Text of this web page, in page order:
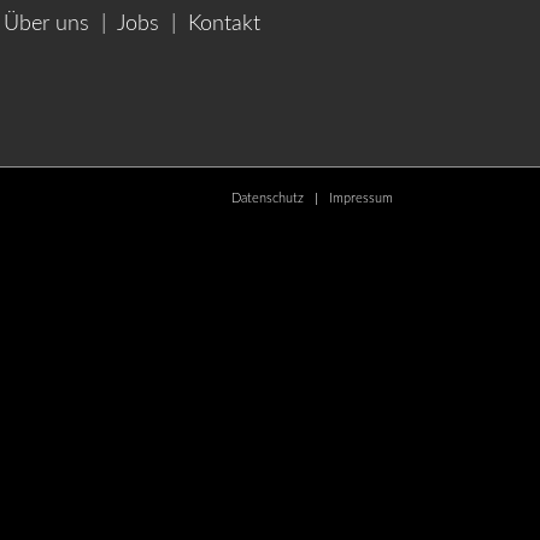
Über uns |Jobs Kontakt
Datenschutz Impressum